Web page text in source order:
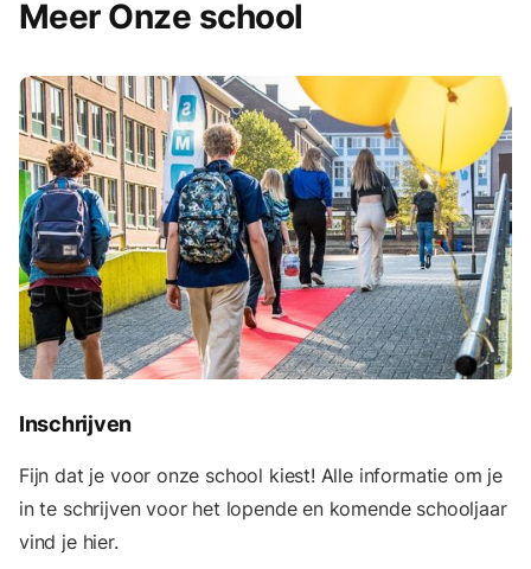
Meer Onze school
Inschrijven
Fijn dat je voor onze school kiest! Alle informatie om je
in te schrijven voor het lopende en komende schooljaar
vind je hier.